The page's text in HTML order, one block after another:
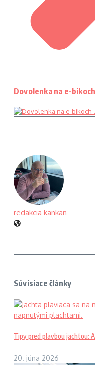
Dovolenka na e-
redakcia kankan
Súvisiace články
Tipy pred plavbou jachtou:
20. júna 2026